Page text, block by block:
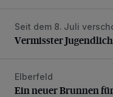
Vermisster
Seit dem 8. Juli
Vermisster
Ein neuer Brunnen für
Elberfeld
Ein neuer Brunnen